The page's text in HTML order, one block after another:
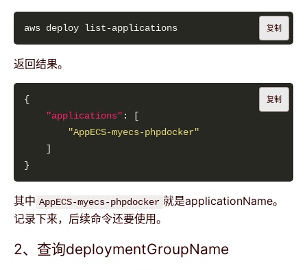
复制
返回结果。
"applications"
"AppECS-myecs-phpdocker"
复制
其中 AppECS-myecs-phpdocker 就是applicationName。
记录下来，后续命令还要使用。
2、查询deploymentGroupName